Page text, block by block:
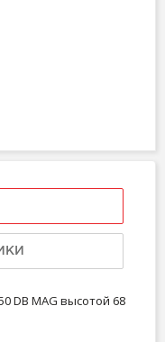
DB MAG высотой 68